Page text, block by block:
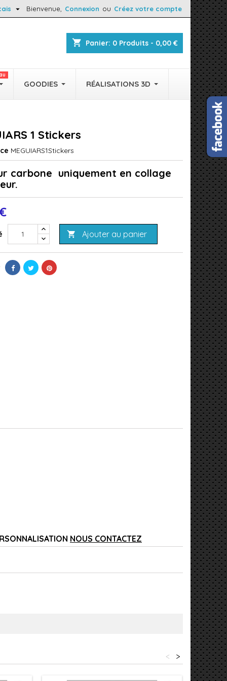
Bienvenue, Connexion ou Créez votre compte

shopping_cart Panier: 0 Produits - 0,00 €
GOODIES RÉALISATIONS 3D
1 Stickers
MEGUIARS1Stickers
carbone uniquement en collage
 Ajouter au panier
NOUS CONTACTEZ
>
<